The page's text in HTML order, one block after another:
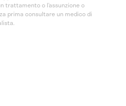
trattamento o l’assunzione o
prima consultare un medico di